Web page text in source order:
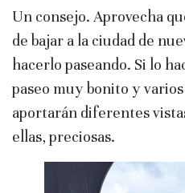
Un consejo. Aprovecha
de bajar a la ciudad de
hacerlo paseando. Si lo
paseo muy bonito y
aportarán diferentes
ellas, preciosas.